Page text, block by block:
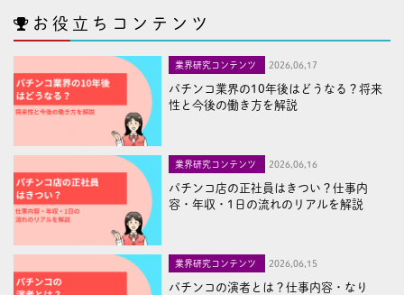
お役立ちコンテンツ
業界研究コンテンツ 2026,06,17
パチンコ業界の10年後はどうなる？将来
性と今後の働き方を解説
業界研究コンテンツ 2026,06,16
パチンコ店の正社員はきつい？仕事内
容・年収・1日の流れのリアルを解説
業界研究コンテンツ 2026,06,15
パチンコの演者とは？仕事内容・なり